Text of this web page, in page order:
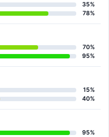
35%
78%
70%
95%
15%
40%
95%